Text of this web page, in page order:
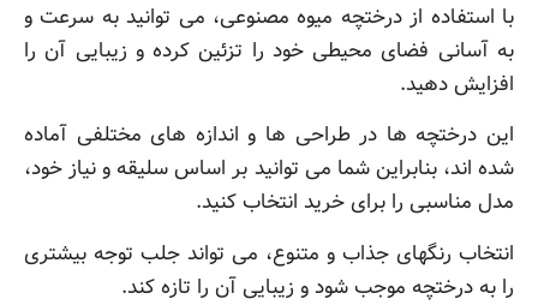
با استفاده از درختچه میوه مصنوعی، می توانید به سرعت و
به آسانی فضای محیطی خود را تزئین کرده و زیبایی آن را
افزایش دهید.
این درختچه ها در طراحی ها و اندازه های مختلفی آماده
شده اند، بنابراین شما می توانید بر اساس سلیقه و نیاز خود،
مدل مناسبی را برای خرید انتخاب کنید.
انتخاب رنگهای جذاب و متنوع، می تواند جلب توجه بیشتری
را به درختچه موجب شود و زیبایی آن را تازه کند.